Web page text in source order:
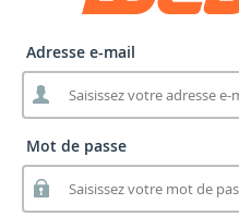
Adresse e-mail
Mot de passe